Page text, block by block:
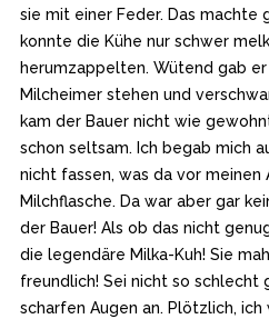
sie mit einer Feder. Das machte
konnte die Kühe nur schwer
herumzappelten. Wütend gab
Milcheimer stehen und
kam der Bauer nicht wie
schon seltsam. Ich begab mich
nicht fassen, was da vor meinen
Milchflasche. Da war aber gar
der Bauer! Als ob das nicht
die legendäre Milka-Kuh! Sie
freundlich! Sei nicht so schlecht
scharfen Augen an. Plötzlich,